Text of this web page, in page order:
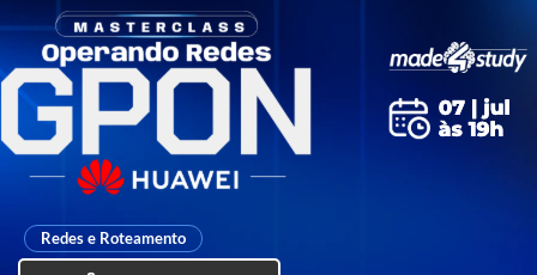
Redes e Roteamento